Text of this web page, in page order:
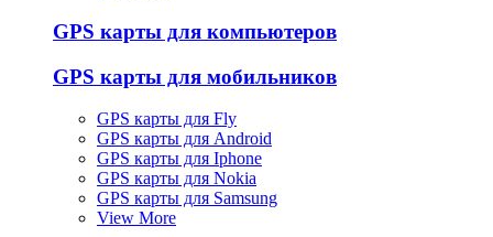
GPS карты для компьютеров
GPS карты для мобильников
GPS карты для Fly
GPS карты для Android
GPS карты для Iphone
GPS карты для Nokia
GPS карты для Samsung
View More